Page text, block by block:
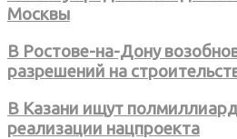
Москвы
В Ростове-на-Дону
разрешений на
В Казани ищут
реализации нацпроекта